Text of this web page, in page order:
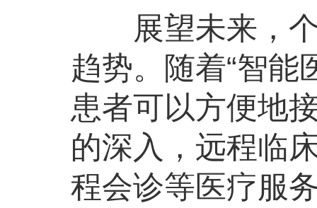
展望未来，个
趋势。随着“智能
患者可以方便地
的深入，远程临
程会诊等医疗服